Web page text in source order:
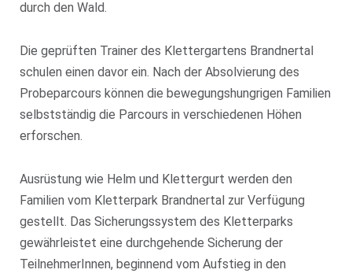
durch den Wald.
Die geprüften Trainer des Klettergartens Brandnertal
schulen einen davor ein. Nach der Absolvierung des
Probeparcours können die bewegungshungrigen Familien
selbstständig die Parcours in verschiedenen Höhen
erforschen.
Ausrüstung wie Helm und Klettergurt werden den
Familien vom Kletterpark Brandnertal zur Verfügung
gestellt. Das Sicherungssystem des Kletterparks
gewährleistet eine durchgehende Sicherung der
TeilnehmerInnen, beginnend vom Aufstieg in den